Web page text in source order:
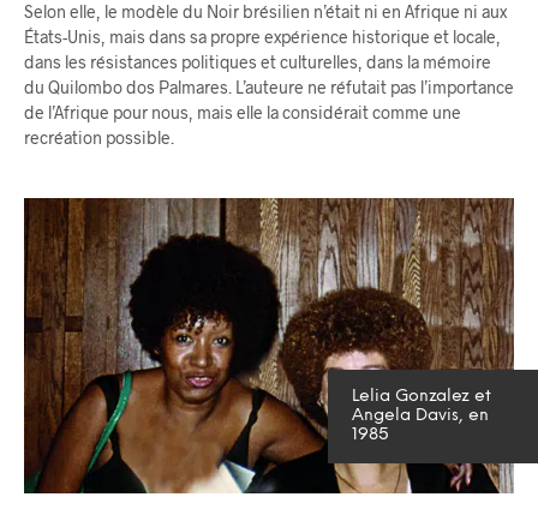
Selon elle, le modèle du Noir brésilien n’était ni en Afrique ni aux
États-Unis, mais dans sa propre expérience historique et locale,
dans les résistances politiques et culturelles, dans la mémoire
du Quilombo dos Palmares. L’auteure ne réfutait pas l’importance
de l’Afrique pour nous, mais elle la considérait comme une
recréation possible.
Lelia Gonzalez et
Angela Davis, en
1985